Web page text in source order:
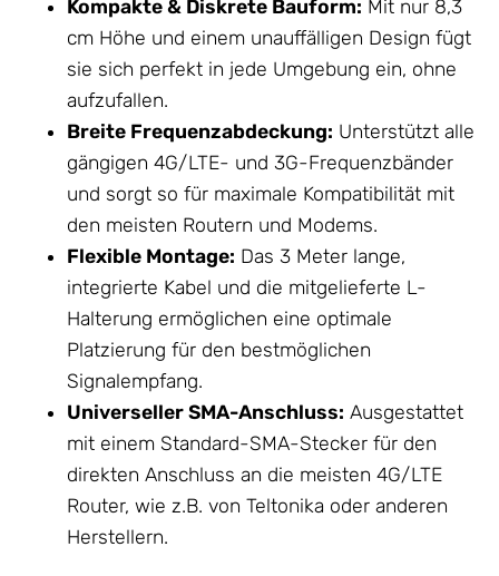
Kompakte & Diskrete Bauform: Mit nur 8,3
cm Höhe und einem unauffälligen Design fügt
sie sich perfekt in jede Umgebung ein, ohne
aufzufallen.
Breite Frequenzabdeckung: Unterstützt alle
gängigen 4G/LTE- und 3G-Frequenzbänder
und sorgt so für maximale Kompatibilität mit
den meisten Routern und Modems.
Flexible Montage: Das 3 Meter lange,
integrierte Kabel und die mitgelieferte L-
Halterung ermöglichen eine optimale
Platzierung für den bestmöglichen
Signalempfang.
Universeller SMA-Anschluss: Ausgestattet
mit einem Standard-SMA-Stecker für den
direkten Anschluss an die meisten 4G/LTE
Router, wie z.B. von Teltonika oder anderen
Herstellern.